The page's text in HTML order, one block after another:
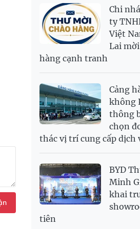
NOK
RUB
308.64
SAR
SGD
19,969.15
USD
26,040 26,070
PNJ 139,500,000
Chi
ty
Việt
Lai
hàng cạnh tranh
Cảng
không
thông
chọn
thác vị trí cung cấp dịch
BYD
Minh
khai
tiên